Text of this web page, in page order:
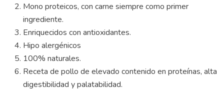
Mono proteicos, con carne siempre como primer
ingrediente.
Enriquecidos con antioxidantes.
Hipo alergénicos
100% naturales.
Receta de pollo de elevado contenido en proteínas, alta
digestibilidad y palatabilidad.